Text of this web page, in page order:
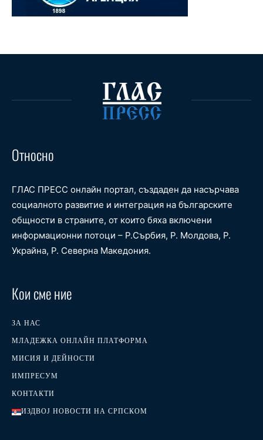
Относно
ГЛАС ПРЕСС онлайн портал, създаден да насърчава
социалното развитие и интеграция на българските
общности в страните, от които бяха включени
информационни потоци – Р.Сърбия, Р. Молдова, Р.
Украйна, Р. Северна Македония.
Кои сме ние
ЗА НАС
МЛАДЕЖКА ОНЛАЙН ПЛАТФОРМА
МИСИЯ И ДЕЙНОСТИ
ИМПРЕСУМ
КОНТАКТИ
ИЗДВОЈ НОВОСТИ НА СРПСКОМ